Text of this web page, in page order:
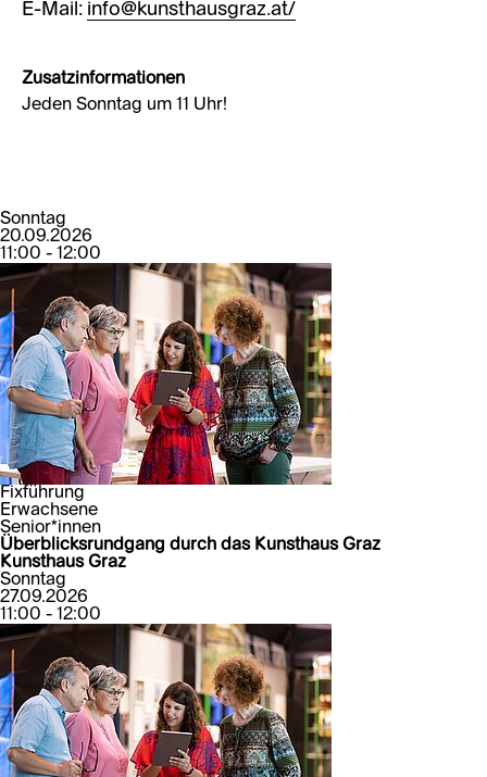
E-Mail: info@kunsthausgraz.at/
Zusatzinformationen
Jeden Sonntag um 11 Uhr!
Sonntag
20.09.2026
11:00 - 12:00
Fixführung
Erwachsene
Senior*innen
Überblicksrundgang durch das Kunsthaus Graz
Kunsthaus Graz
Sonntag
27.09.2026
11:00 - 12:00